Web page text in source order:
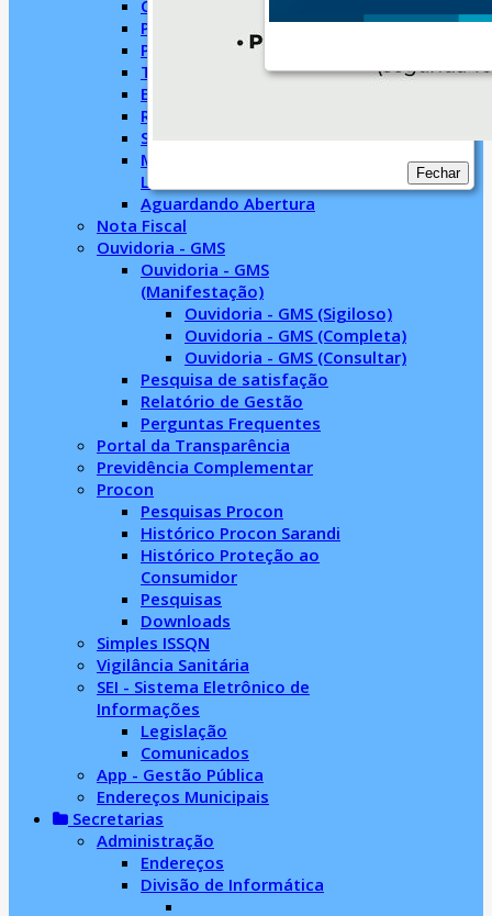
Concorrência
Pregão Presencial
Pregão Eletrônico
Tomada de Preço
Editais/Licitações
Registro Cadastral
Sala de Licitação
Modelos para Processos
Licitatórios
Aguardando Abertura
Nota Fiscal
Ouvidoria - GMS
Ouvidoria - GMS
(Manifestação)
Ouvidoria - GMS (Sigiloso)
Ouvidoria - GMS (Completa)
Ouvidoria - GMS (Consultar)
Pesquisa de satisfação
Relatório de Gestão
Perguntas Frequentes
Portal da Transparência
Previdência Complementar
Procon
Pesquisas Procon
Histórico Procon Sarandi
Histórico Proteção ao
Consumidor
Pesquisas
Downloads
Simples ISSQN
Vigilância Sanitária
SEI - Sistema Eletrônico de
Informações
Legislação
Comunicados
App - Gestão Pública
Endereços Municipais
Secretarias
Administração
Endereços
Divisão de Informática
Fechar